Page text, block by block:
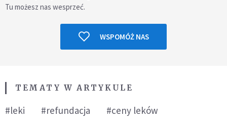
Tu możesz nas wesprzeć.
WSPOMÓŻ NAS
TEMATY W ARTYKULE
#leki #refundacja #ceny leków